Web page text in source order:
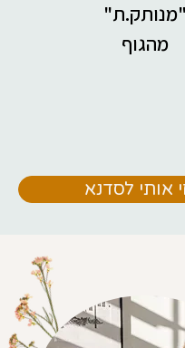
"מנותק.ת"
מהגוף
אותי לסדנא